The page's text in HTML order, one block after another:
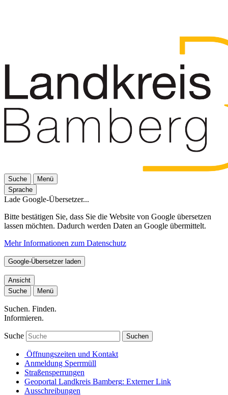
Suche
Menü
Sprache
Lade Google-Übersetzer...
Bitte bestätigen Sie, dass Sie die Website von Google übersetzen
lassen möchten. Dadurch werden Daten an Google übermittelt.
Mehr Informationen zum Datenschutz
Google-Übersetzer laden
Ansicht
Suche
Menü
Suchen. Finden.
Informieren.
Suche Suchen
Öffnungszeiten und Kontakt
Anmeldung Sperrmüll
Straßensperrungen
Geoportal Landkreis Bamberg: Externer Link
Ausschreibungen